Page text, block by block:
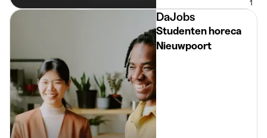
1
DaJobs
Studenten horeca
Nieuwpoort